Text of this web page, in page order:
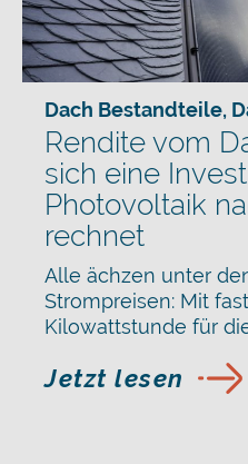
Dach Bestandteile,
Rendite vom
sich eine
Photovoltaik
rechnet
Alle ächzen unter
Strompreisen: Mit
Kilowattstunde für
Jetzt lesen